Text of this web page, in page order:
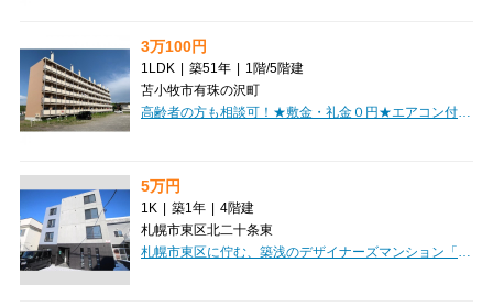
3万100円
1LDK | 築51年 | 1階/5階建
苫小牧市有珠の沢町
5万円
1K | 築1年 | 4階建
札幌市東区北二十条東